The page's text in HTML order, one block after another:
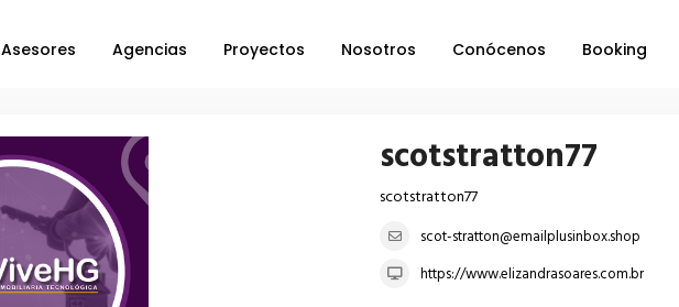
Asesores Agencias Proyectos Nosotros Conócenos Booking
scotstratton77
scotstratton77
scot-stratton@emailplusinbox.shop
https://www.elizandrasoares.com.br